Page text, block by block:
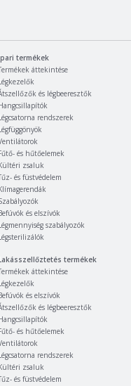
termékek
áttekintése
és légbeeresztők
rendszerek
és hűtőelemek
zsaluk
és füstvédelem
és elszívók
szabályozók
termékek
áttekintése
és elszívók
és légbeeresztők
és hűtőelemek
rendszerek
zsaluk
és füstvédelem